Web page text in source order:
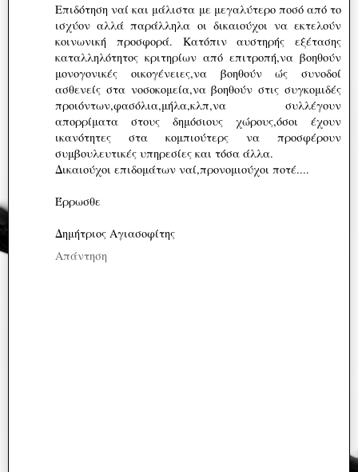
Επιδότηση ναί και μάλιστα με μεγαλύτερο ποσό από το
ισχύον αλλά παράλληλα οι δικαιούχοι να εκτελούν
κοινωνική προσφορά. Κατόπιν αυστηρής εξέτασης
καταλληλότητος κριτηρίων από επιτροπή,να βοηθούν
μονογονικές οικογένειες,να βοηθούν ώς συνοδοί
ασθενείς στα νοσοκομεία,να βοηθούν στις συγκομιδές
προιόντων,φασόλια,μήλα,κλπ,να συλλέγουν
απορρίματα στους δημόσιους χώρους,όσοι έχουν
ικανότητες στα κομπιούτερς να προσφέρουν
συμβουλευτικές υπηρεσίες και τόσα άλλα.
Δικαιούχοι επιδομάτων ναί,προνομιούχοι ποτέ....
Έρρωσθε
Δημήτριος Αγιασοφίτης
Απάντηση